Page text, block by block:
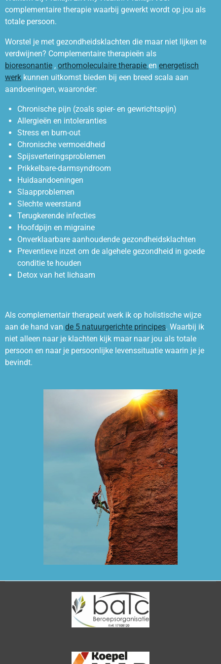
complementaire therapie waarbij gewerkt wordt op jou als
totale persoon.
Worstel je met gezondheidsklachten die maar niet lijken te
verdwijnen? Complementaire therapieën als
bioresonantie , orthomoleculaire therapie en energetisch
werk kunnen uitkomst bieden bij een breed scala aan
aandoeningen, waaronder:
Chronische pijn (zoals spier- en gewrichtspijn)
Allergieën en intoleranties
Stress en burn-out
Chronische vermoeidheid
Spijsverteringsproblemen
Prikkelbare-darmsyndroom
Huidaandoeningen
Slaapproblemen
Slechte weerstand
Terugkerende infecties
Hoofdpijn en migraine
Onverklaarbare aanhoudende gezondheidsklachten
Preventieve inzet om de algehele gezondheid in goede
conditie te houden
Detox van het lichaam
Als complementair therapeut werk ik op holistische wijze
aan de hand van de 5 natuurgerichte principes. Waarbij ik
niet alleen naar je klachten kijk maar naar jou als totale
persoon en naar je persoonlijke levenssituatie waarin je je
bevindt.